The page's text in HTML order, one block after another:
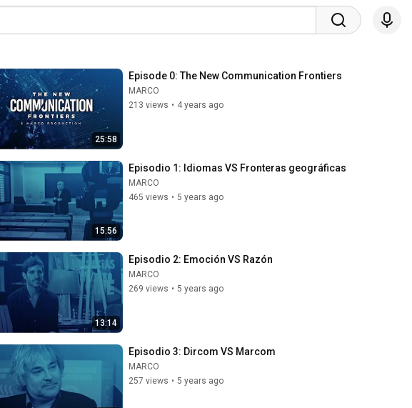
25:58
Episode 0: The New Communication Frontiers
MARCO
213 views • 4 years ago
15:56
Episodio 1: Idiomas VS Fronteras geográficas
MARCO
465 views • 5 years ago
13:14
Episodio 2: Emoción VS Razón
MARCO
269 views • 5 years ago
Episodio 3: Dircom VS Marcom
MARCO
257 views • 5 years ago